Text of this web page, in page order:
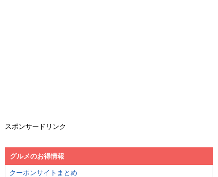
スポンサードリンク
グルメのお得情報
クーポンサイトまとめ